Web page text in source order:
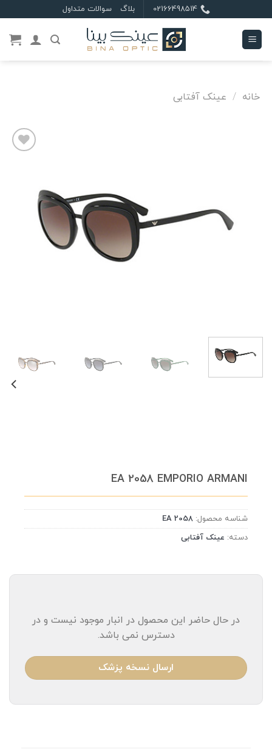
to
content
02166498514 بلاگ سوالات متداول
خانه / عینک آفتابی
EA 2058 EMPORIO ARMANI
شناسه محصول: EA 2058
دسته: عینک آفتابی
در حال حاضر این محصول در انبار موجود نیست و در
دسترس نمی باشد.
ارسال نسخه پزشک